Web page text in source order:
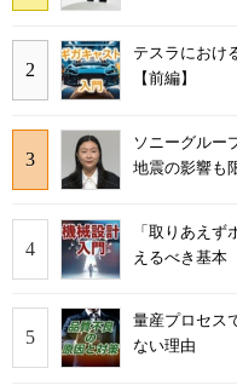
テスラにおけ
【前編】
ソニーグルー
地震の影響も
「取りあえ
えるべき基本
量産プロセス
ない理由